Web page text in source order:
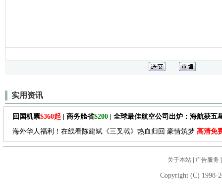
实用资讯
回国机票$360起 | 商务舱省$200 | 全球最佳航空公司出炉：海航获五
海外华人福利！在线看陈建斌《三叉戟》热血归回 豪情筑梦 高清免
关于本站| 广告服务
Copyright (C) 1998-